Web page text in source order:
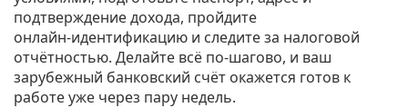
подтверждение дохода, пройдите
онлайн‑идентификацию и следите за налоговой
отчётностью. Делайте всё по‑шагово, и ваш
зарубежный банковский счёт окажется готов к
работе уже через пару недель.